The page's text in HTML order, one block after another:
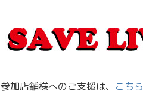
参加店舗様へのご支援は、 こちら